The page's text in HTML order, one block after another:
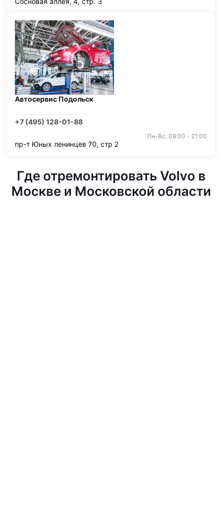
Автосервис Подольск
+7 (495) 128-01-88
Пн-Вс: 09:00 - 21:00
пр-т Юных ленинцев 70, стр 2
Где отремонтировать Volvo в
Москве и Московской области